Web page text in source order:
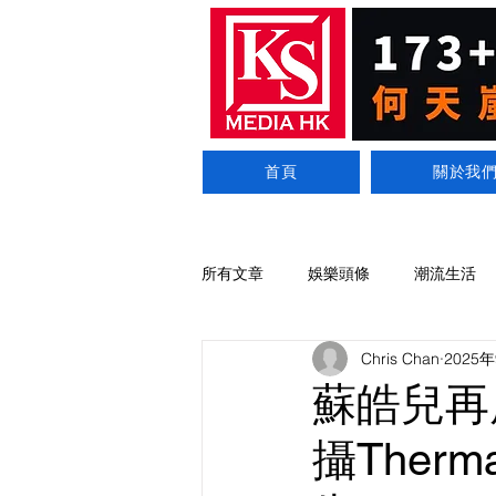
首頁 關於我
所有文章 娛樂頭條 潮流生活
蘇皓兒
攝
Chris Chan 2025